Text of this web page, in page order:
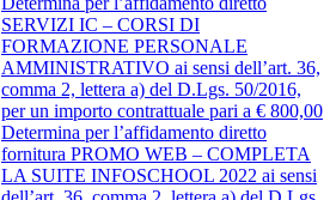
SERVIZI IC – CORSI DI
FORMAZIONE PERSONALE
AMMINISTRATIVO ai sensi dell’art. 36,
comma 2, lettera a) del D.Lgs. 50/2016,
per un importo contrattuale pari a € 800,00
Determina per l’affidamento diretto
fornitura PROMO WEB – COMPLETA
LA SUITE INFOSCHOOL 2022 ai sensi